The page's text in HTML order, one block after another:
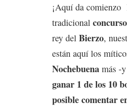
¡Aquí da comienzo
tradicional concurso
rey del Bierzo,
están aquí los
Nochebuena más -
ganar 1 de los 10
posible comentar